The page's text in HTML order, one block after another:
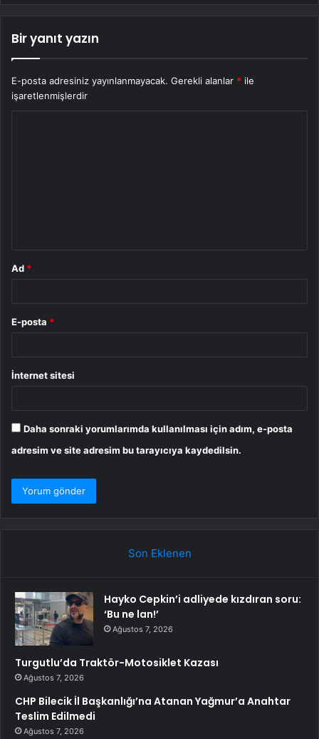
Bir yanıt yazın
E-posta adresiniz yayınlanmayacak. Gerekli alanlar * ile
işaretlenmişlerdir
Ad *
E-posta *
İnternet sitesi
Daha sonraki yorumlarımda kullanılması için adım, e-posta
adresim ve site adresim bu tarayıcıya kaydedilsin.
Son Eklenen
Hayko Cepkin’i adliyede kızdıran soru:
‘Bu ne lan!’
Ağustos 7, 2026
Turgutlu’da Traktör-Motosiklet Kazası
Ağustos 7, 2026
CHP Bilecik İl Başkanlığı’na Atanan Yağmur’a Anahtar
Teslim Edilmedi
Ağustos 7, 2026